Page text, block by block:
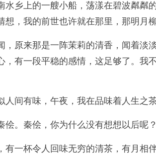
乡上的一艘小船，荡漾在碧波粼粼
，我的前世也许就在那里，那明月
原来那是一阵茉莉的清香，闻着
有一段平稳的感情，这足够了。
间有味，午夜，我在品味着人生之茶
。秦侩，你为什么没有想想以后呢？
有一杯令人回味无穷的清茶，有月